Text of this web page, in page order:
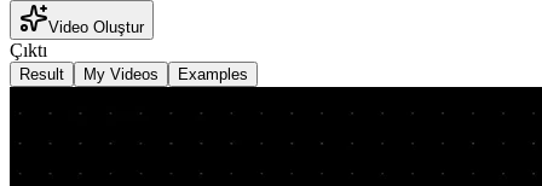
Video Oluştur
Çıktı
Result My Videos Examples